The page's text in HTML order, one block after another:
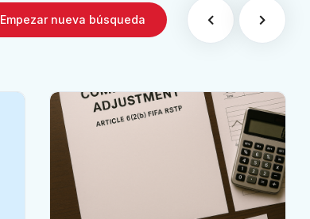
Empezar nueva búsqueda